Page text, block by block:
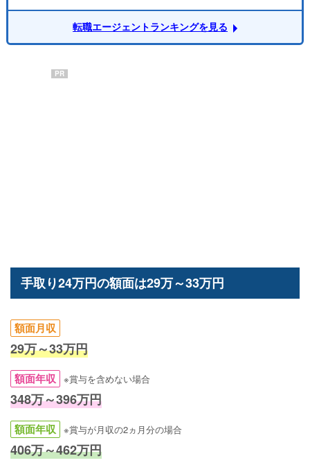
転職エージェントランキングを見る
PR
手取り24万円の額面は29万～33万円
額面月収
29万～33万円
額面年収 ※賞与を含めない場合
348万～396万円
額面年収 ※賞与が月収の2ヵ月分の場合
406万～462万円